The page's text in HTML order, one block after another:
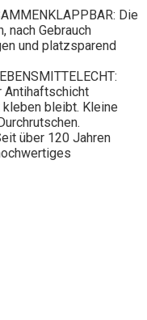
Die
nach Gebrauch
und platzsparend
Antihaftschicht
bleibt. Kleine
über 120 Jahren